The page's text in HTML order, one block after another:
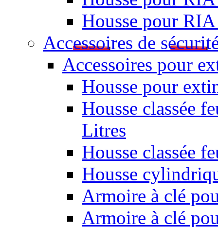
Housse pour
Accessoires de
Accessoires pour
Housse pour
Housse classée
Litres
Housse classée
Housse
Armoire à clé
Armoire à clé